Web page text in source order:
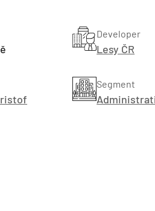
Developer
Lesy ČR
Segment